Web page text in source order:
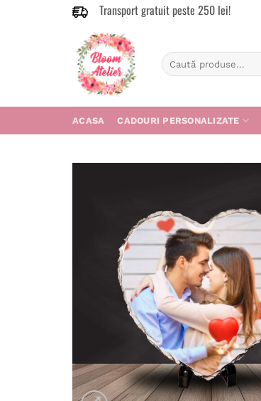
Transport gratuit peste 250 lei!
Caută
după:
ACASA CADOURI PERSONALIZATE